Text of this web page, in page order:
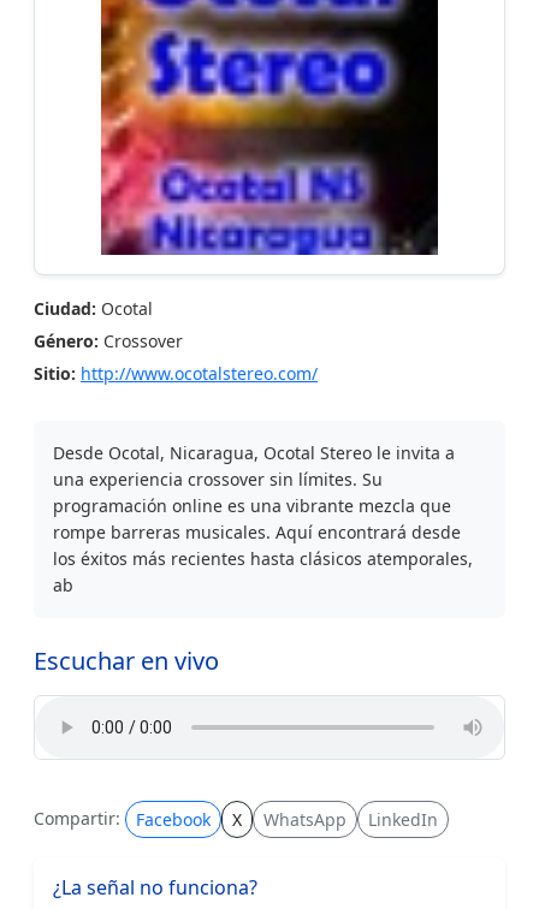
Ciudad: Ocotal
Género: Crossover
Sitio: http://www.ocotalstereo.com/
Desde Ocotal, Nicaragua, Ocotal Stereo le invita a
una experiencia crossover sin límites. Su
programación online es una vibrante mezcla que
rompe barreras musicales. Aquí encontrará desde
los éxitos más recientes hasta clásicos atemporales,
ab
Escuchar en vivo
Compartir: Facebook X WhatsApp LinkedIn
¿La señal no funciona?